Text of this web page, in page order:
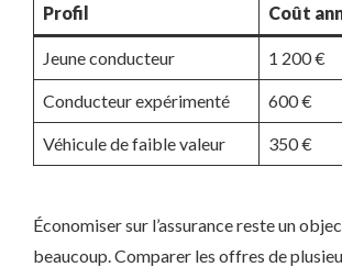
Profil Coût
Jeune conducteur 1 200 €
Conducteur expérimenté 600 €
Véhicule de faible valeur 350 €
Économiser sur l’assurance reste un
beaucoup. Comparer les offres de